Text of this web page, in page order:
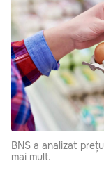
BNS a analizat
mai mult.